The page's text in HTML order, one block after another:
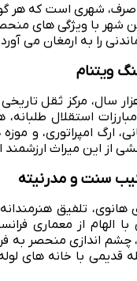
صرف، شهری است که هر
شهر با ویژگی های
را به ارمغان می
ویتنام
سال، مرکز ثقل
مبارزات استقلال
ارگ امپراتوری،
از این میراث
سنت و مدرنیته
هانوی، تلفیق
الهام از معماری
اندازی منحصر به
با خانه های